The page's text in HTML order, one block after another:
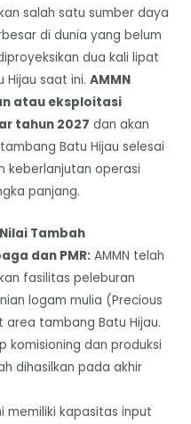
salah satu sumber daya
di dunia yang belum
dua kali lipat
Hijau saat ini.AMMN
atau eksploitasi
tahun 2027 dan akan
Batu Hijau selesai
keberlanjutan operasi
panjang.
Tambah
dan PMR: AMMN telah
fasilitas peleburan
logam mulia (Precious
area tambang Batu Hijau.
komisioning dan produksi
dihasilkan pada akhir
memiliki kapasitas input